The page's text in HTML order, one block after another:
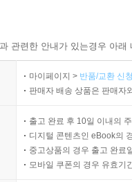
관련한 안내가 있는경우 아
마이페이지 > 반품/교환 신
판매자 배송 상품은 판매자
출고 완료 후 10일 이내의
디지털 콘텐츠인 eBook의
중고상품의 경우 출고 완료
모바일 쿠폰의 경우 유효기